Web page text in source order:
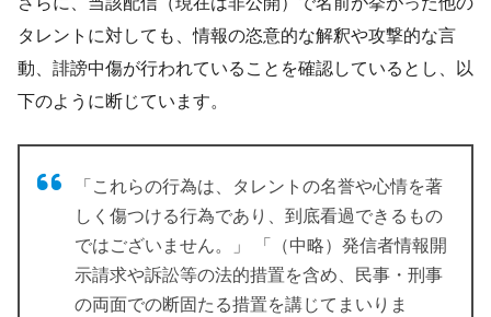
タレントに対しても、情報の恣意的な解釈や攻撃的な言
動、誹謗中傷が行われていることを確認しているとし、以
下のように断じています。
「これらの行為は、タレントの名誉や心情を著
しく傷つける行為であり、到底看過できるもの
ではございません。」 「（中略）発信者情報開
示請求や訴訟等の法的措置を含め、民事・刑事
の両面での断固たる措置を講じてまいりま